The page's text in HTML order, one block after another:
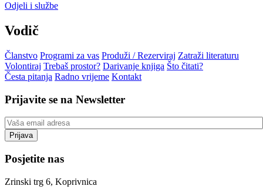
Odjeli i službe
Vodič
Članstvo Programi za vas Produži / Rezerviraj Zatraži literaturu
Volontiraj Trebaš prostor? Darivanje knjiga Što čitati?
Česta pitanja Radno vrijeme Kontakt
Prijavite se na Newsletter
Posjetite nas
Zrinski trg 6, Koprivnica